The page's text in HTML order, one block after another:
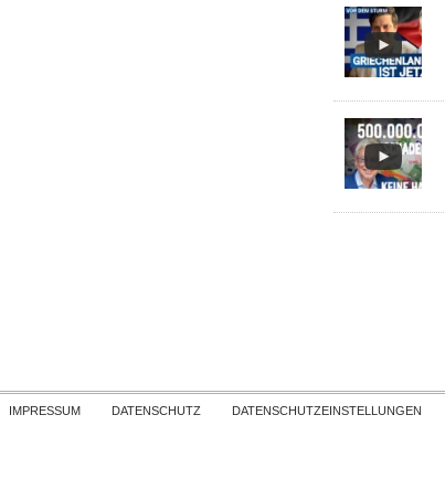
Skip to content
IMPRESSUM DATENSCHUTZ DATENSCHUTZEINSTELLUNGEN